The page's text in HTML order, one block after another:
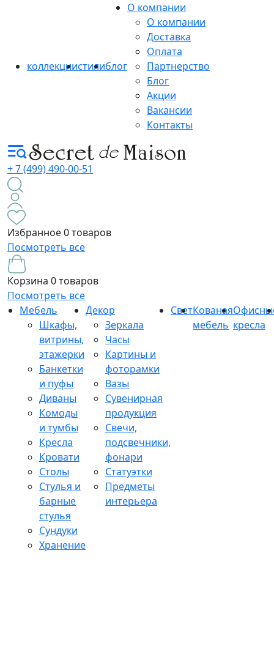
коллекциистилиблог
О компании
О компании
Доставка
Оплата
Партнерство
Блог
Акции
Вакансии
Контакты
+ 7 (499) 490-00-51
Избранное0 товаров
Посмотреть все
Корзина 0 товаров
Посмотреть все
Мебель
Шкафы,
витрины,
этажерки
Банкетки
и пуфы
Диваны
Комоды
и тумбы
Кресла
Кровати
Столы
Стулья и
барные
стулья
Сундуки
Хранение
Декор
Зеркала
Часы
Картины и
фоторамки
Вазы
Сувенирная
продукция
Свечи,
подсвечники,
фонари
Статуэтки
Предметы
интерьера
СветКованая
мебель кресла